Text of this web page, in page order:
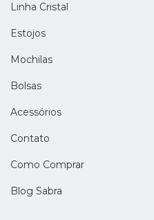
Linha Cristal
Estojos
Mochilas
Bolsas
Acessórios
Contato
Como Comprar
Blog Sabra